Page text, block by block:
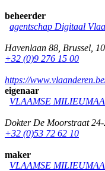
beheerder
agentschap Digitaal
Havenlaan 88 Brussel
+32 (0)9 276 15 00
https://
eigenaar
VLAAMSE
Dokter De Moorstraat
+32 (0)53 72 62 10
maker
VLAAMSE